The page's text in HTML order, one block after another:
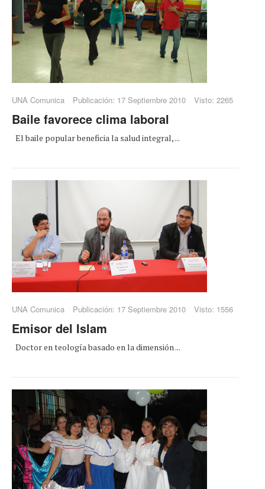
UNA Comunica Publicación: 17 Septiembre 2010 Visto: 2265
Baile favorece clima laboral
El baile popular beneficia la salud integral, ...
UNA Comunica Publicación: 17 Septiembre 2010 Visto: 1556
Emisor del Islam
Doctor en teología basado en la dimensión ...